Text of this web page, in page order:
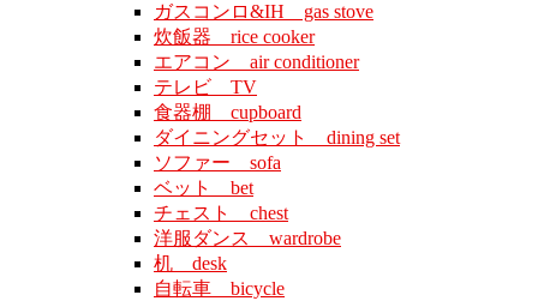
ガスコンロ&IH gas stove
炊飯器 rice cooker
エアコン air conditioner
テレビ TV
食器棚 cupboard
ダイニングセット dining set
ソファー sofa
ベット bet
チェスト chest
洋服ダンス wardrobe
机 desk
自転車 bicycle